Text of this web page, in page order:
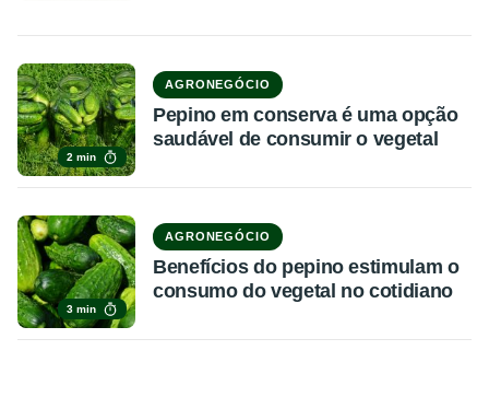
2 min
AGRONEGÓCIO
Pepino em conserva é uma opção
saudável de consumir o vegetal
3 min
AGRONEGÓCIO
Benefícios do pepino estimulam o
consumo do vegetal no cotidiano